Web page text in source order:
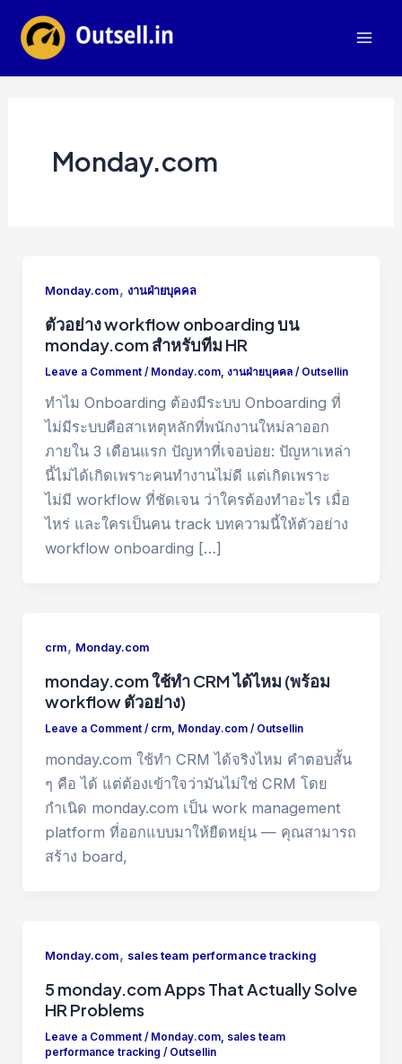
content
Monday.com
Monday.com, งานฝ่ายบุคคล
ตัวอย่าง workflow onboarding บน
monday.com สำหรับทีม HR
Leave a Comment / Monday.com, งานฝ่ายบุคคล/ Outsellin
ทำไม Onboarding ต้องมีระบบ Onboarding ที่
ไม่มีระบบคือสาเหตุหลักที่พนักงานใหม่ลาออก
ภายใน 3 เดือนแรก ปัญหาที่เจอบ่อย: ปัญหาเหล่า
นี้ไม่ได้เกิดเพราะคนทำงานไม่ดี แต่เกิดเพราะ
ไม่มี workflow ที่ชัดเจน ว่าใครต้องทำอะไร เมื่อ
ไหร่ และใครเป็นคน track บทความนี้ให้ตัวอย่าง
workflow onboarding […]
crm, Monday.com
monday.com ใช้ทำ CRM ได้ไหม (พร้อม
workflow ตัวอย่าง)
Leave a Comment / crm, Monday.com/ Outsellin
monday.com ใช้ทำ CRM ได้จริงไหม คำตอบสั้น
ๆ คือ ได้ แต่ต้องเข้าใจว่ามันไม่ใช่ CRM โดย
กำเนิด monday.com เป็น work management
platform ที่ออกแบบมาให้ยืดหยุ่น — คุณสามารถ
สร้าง board,
Monday.com, sales team performance tracking
5 monday.com Apps That Actually Solve
HR Problems
Leave a Comment / Monday.com, sales team
performance tracking / Outsellin